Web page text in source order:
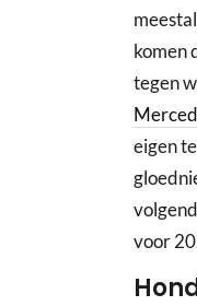
komen
tegen
eigen
voor